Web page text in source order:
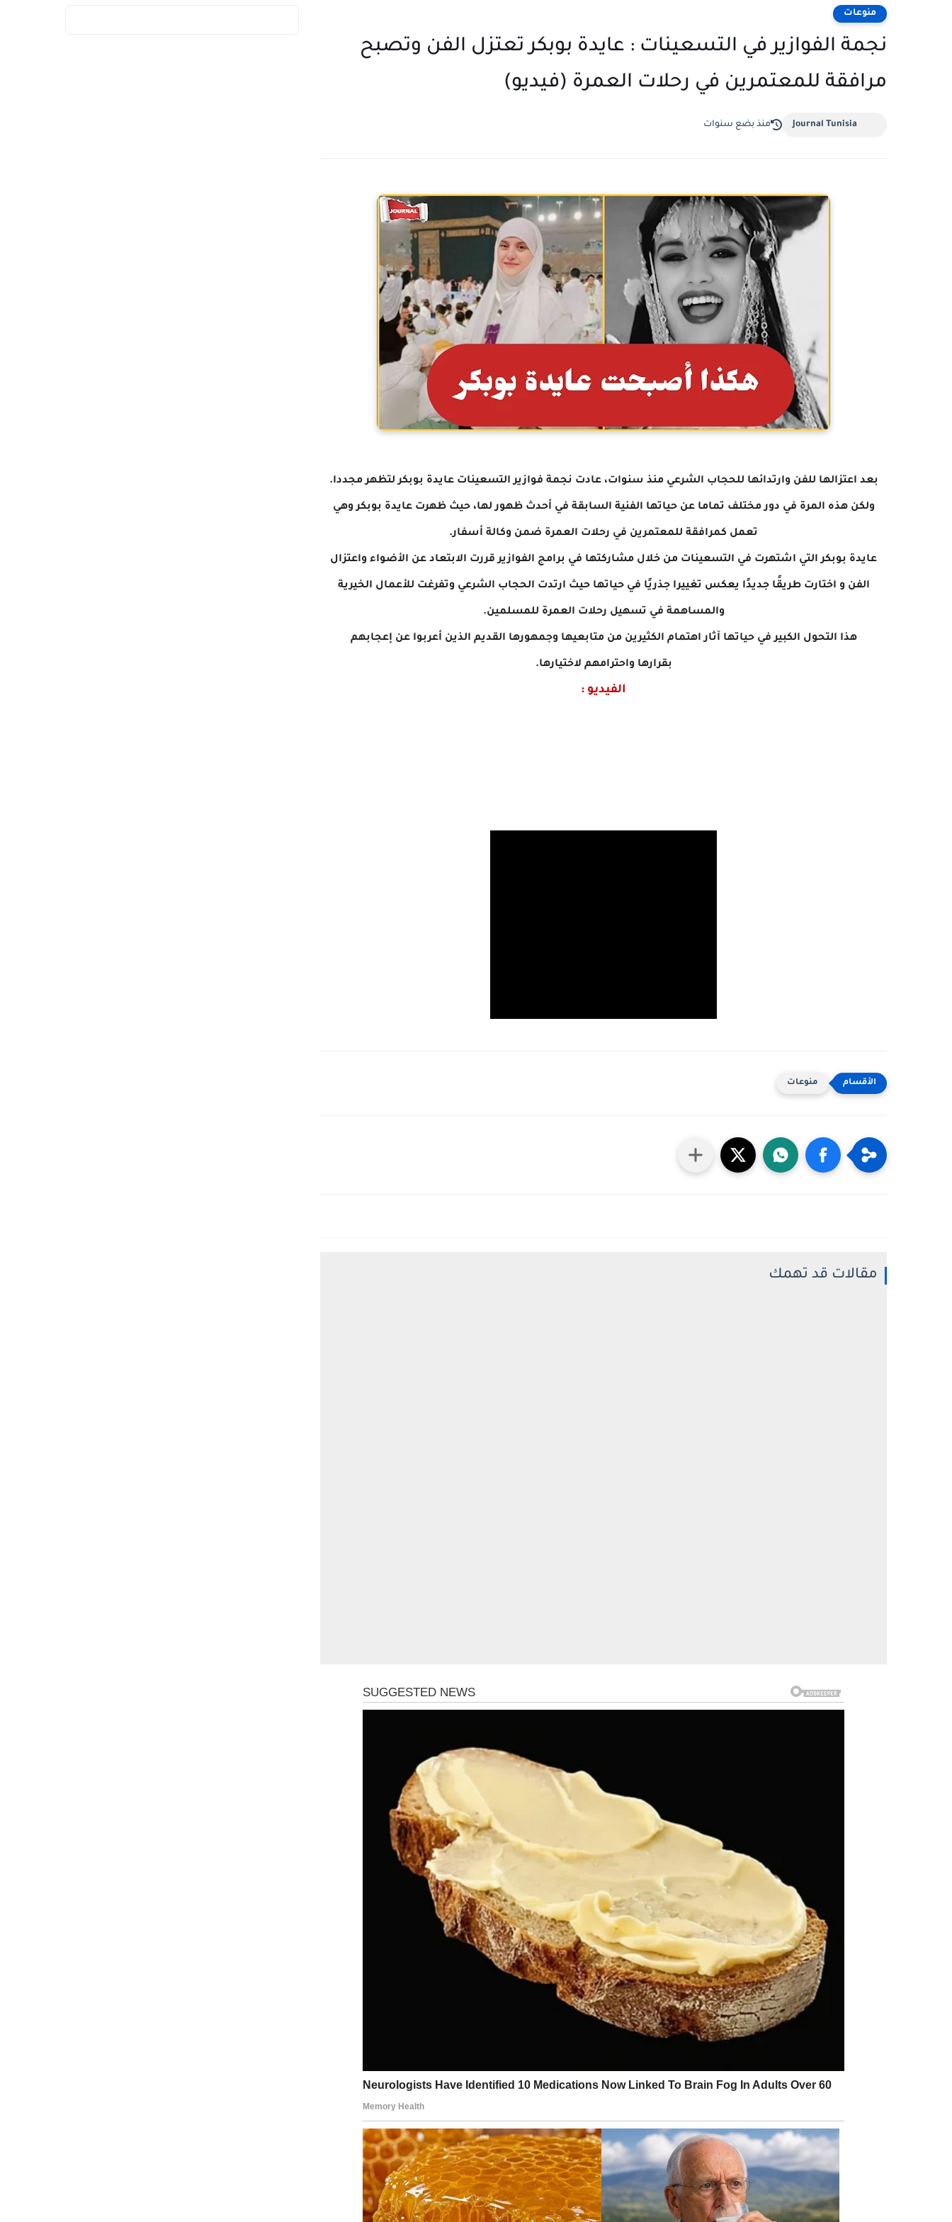
منوعات
نجمة الفوازير في التسعينات : عايدة بوبكر تعتزل الفن وتصبح
مرافقة للمعتمرين في رحلات العمرة (فيديو)
Journal Tunisia منذ بضع سنوات
بعد اعتزالها للفن وارتدائها للحجاب الشرعي منذ سنوات، عادت نجمة فوازير التسعينات عايدة بوبكر لتظهر مجددا.
ولكن هذه المرة في دور مختلف تماما عن حياتها الفنية السابقة في أحدث ظهورلها، حيث ظهرت عايدة بوبكر وهي
تعمل كمرافقة للمعتمرين في رحلات العمرة ضمن وكالة أسفار.
عايدة بوبكر التي اشتهرت في التسعينات من خلال مشاركتها في برامج الفوازير قررت الابتعاد عن الأضواء واعتزال
الفن و اختارت طريقًا جديدًا يعكس تغييرا جذريًا في حياتها حيث ارتدت الحجاب الشرعي وتفرغت للأعمال الخيرية
والمساهمة في تسهيل رحلات العمرة للمسلمين.
هذا التحول الكبير في حياتها آثار اهتمام الكثيرين من متابعيها وجمهورها القديم الذين أعربوا عن إعجابهم
بقرارها واحترامهم لاختيارها.
الفيديو :
منوعات
مقالات قد تهمك